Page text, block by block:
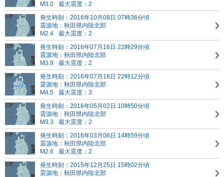
M3.0
最大震度：2
発生時刻：2016年10月08日 07時36分頃
震源地：秋田県内陸北部
M2.4
最大震度：2
発生時刻：2016年07月16日 22時29分頃
震源地：秋田県内陸北部
M3.9
最大震度：2
発生時刻：2016年07月16日 22時12分頃
震源地：秋田県内陸北部
M4.5
最大震度：3
発生時刻：2016年05月02日 10時50分頃
震源地：秋田県内陸北部
M3.3
最大震度：2
発生時刻：2016年03月06日 14時59分頃
震源地：秋田県内陸北部
M2.6
最大震度：2
発生時刻：2015年12月25日 15時02分頃
震源地：秋田県内陸北部